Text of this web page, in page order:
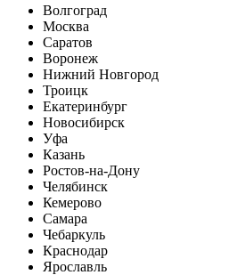
Волгоград
Москва
Саратов
Воронеж
Нижний Новгород
Троицк
Екатеринбург
Новосибирск
Уфа
Казань
Ростов-на-Дону
Челябинск
Кемерово
Самара
Чебаркуль
Краснодар
Ярославль